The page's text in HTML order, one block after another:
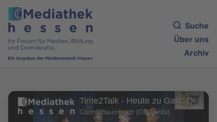
Suche
Über uns
Archiv
Time2Talk - Heute zu Gast: Das Präsidium der FKG
Conny Baumbach (OK Fulda)